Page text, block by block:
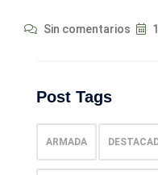
Sin comentarios
Post Tags
ARMADA